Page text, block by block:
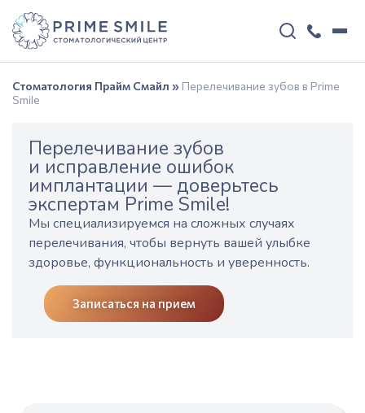
Стоматология Прайм Смайл » Перелечивание зубов в Prime
Smile
Перелечивание зубов
и исправление ошибок
имплантации — доверьтесь
экспертам Prime Smile!
Мы специализируемся на сложных случаях
перелечивания, чтобы вернуть вашей улыбке
здоровье, функциональность и уверенность.
Записаться на прием